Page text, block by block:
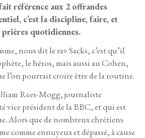
référence aux 2 offrandes
c’est la discipline, faire, et
quotidiennes.
nous dit le rav Sacks, c’est qu’il
le héros, mais aussi au Cohen,
l’on pourrait croire être de la routine.
Rees-Mogg, journaliste
vice président de la BBC, et qui est
Alors que de nombreux chrétiens
comme ennuyeux et dépassé, à cause